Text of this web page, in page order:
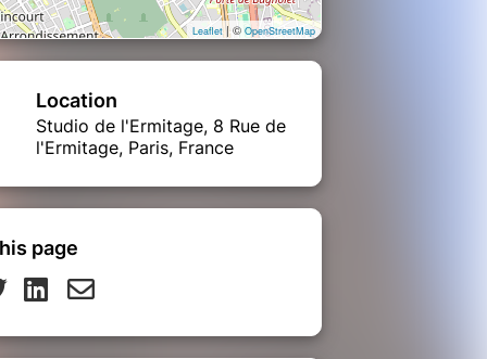
Leaflet| © OpenStreetMap
Location
Studio de l'Ermitage, 8 Rue de
l'Ermitage, Paris, France
page